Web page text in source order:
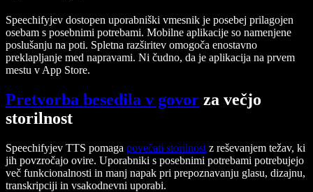
Speechifyjev dostopen uporabniški vmesnik je posebej prilagojen
osebam s posebnimi potrebami. Mobilne aplikacije so namenjene
poslušanju na poti. Spletna razširitev omogoča enostavno
preklapljanje med napravami. Ni čudno, da je aplikacija na prvem
mestu v App Store.
Pretvorba besedila v govor za večjo
storilnost
Speechifyjev TTS pomaga povečati storilnost z reševanjem težav, ki
jih povzročajo ovire. Uporabniki s posebnimi potrebami potrebujejo
več funkcionalnosti in manj napak pri prepoznavanju glasu, dizajnu,
transkripciji in vsakodnevni uporabi.